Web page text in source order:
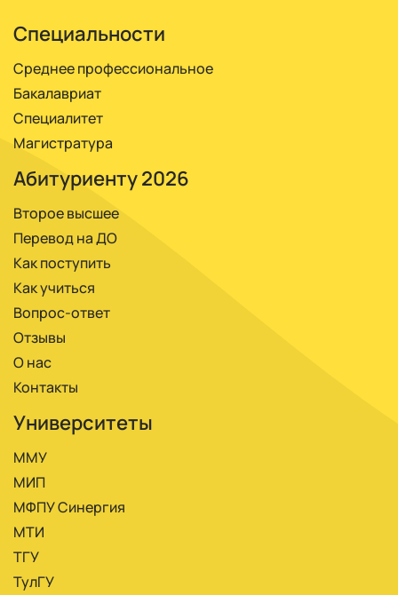
Специальности
Среднее профессиональное
Бакалавриат
Специалитет
Магистратура
Абитуриенту 2026
Второе высшее
Перевод на ДО
Как поступить
Как учиться
Вопрос-ответ
Отзывы
О нас
Контакты
Университеты
ММУ
МИП
МФПУ Синергия
МТИ
ТГУ
ТулГУ